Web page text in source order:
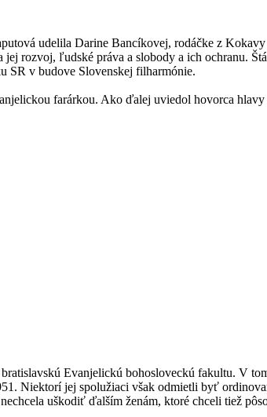
udelila Darine Bancíkovej, rodáčke z
rozvoj, ľudské práva a slobody a ich ochranu.
SR v budove Slovenskej filharmónie.
farárkou. Ako ďalej uviedol hovorca
Evanjelickú bohosloveckú fakultu. V
Niektorí jej spolužiaci však odmietli byť
uškodiť ďalším ženám, ktoré chceli tiež